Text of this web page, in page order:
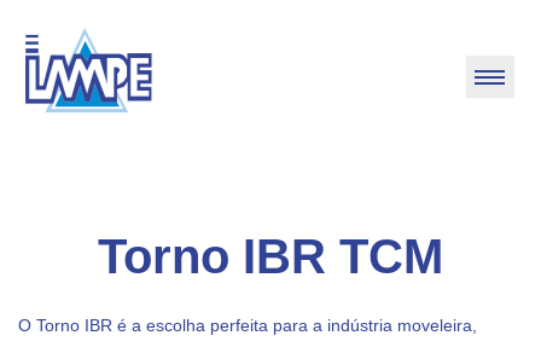
Torno IBR TCM
O Torno IBR é a escolha perfeita para a indústria moveleira,